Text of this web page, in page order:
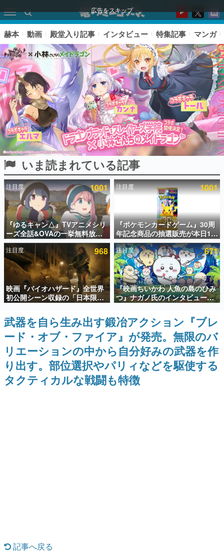
広告をスキップ
ピックアップ
電ファミのいま読まれている記事ランキング
アプリセール情報
インタビュー
連載・特集一覧
殿堂入り記事
SNS拡散数が数千以上！ ページビュー数万以上！ などな
ど。多くの人々に読まれた、電ファミ渾身の“殿堂入り”記
事をまとめました。
ゲームの企画書
名作ゲームクリエイターの方々に製作時のエピソードをお
聞きし、ヒットする企画（ゲーム）とは何か？を探ってい
きます。
赫本
この物語を解いてはいけない。『赫本』は、〈試験問題〉
の形をした短編ホラー小説集です。
赫本 動画 殿堂入り記事 インタビュー 特集記事 マンガ
いま読まれている記事
注目度 1001
『ゆるキャン△』TVアニメシリ
ーズ全話&OVAの一挙無料放送
がABEMAで開催決定。8月11日
「山の日」の午前0時から実施
注目度 1001
『ポケモンカードゲーム』30周
年記念商品の抽選販売が本日12
時より開始。拡張パック「30th
CELEBRATION」のボックス
に、「プレミアムデッキセット
エーフィ・ブラッキー」
「FUTURISTIC BOX」の計3商
品
注目度 968
映画『バイオハザード』全世界
初公開シーン収録の「日本限
定」予告映像が解禁。バイオの
日（8月10日）にあわせて、
「ラクーンシティ総合病院」へ
行く配達人の姿が披露
注目度 671
『映画ちいかわ 人魚の島のひみ
つ』ナガノ氏のインタビューが
解禁。もしまた映画をやれるな
ら「島二郎とオデが取っ組み合
いの喧嘩をする話」にしたいと
回答
武器を自ら生み出す鍛冶アクション『ブレ
ード・オブ・ファイア』が発売。無限のバ
リエーションの中から自分好みの武器を作
り出す。部位選択やパリィなどを駆使する
タクティカルな戦闘も特徴
記事へ戻る